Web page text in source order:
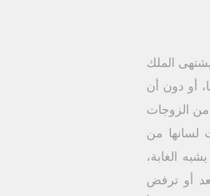
الملك
أو دون أن
من الزوجات
لسانها من
الغابة،
أو ترفض